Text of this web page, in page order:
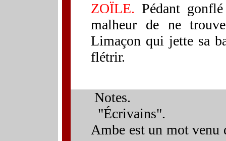
ZOÏLE. Pédant
malheur de ne
Limaçon qui jette sa
flétrir.
Notes.
"Écrivains".
Ambe est un mot